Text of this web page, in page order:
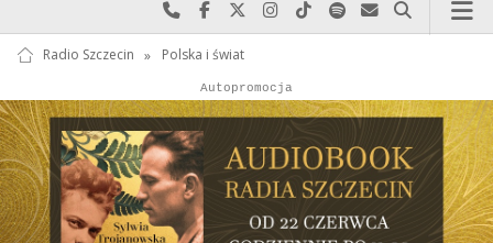
Najlepiej po prostu do nas zadzwoń
Odwiedź nas na Facebook-u
Odwiedź nas na X
Odwiedź nas na Instagram-ie
Odwiedź nas na TikTok-u
Szukaj nas na Spotify
Wyślij do nas
Szukaj
Radio Szczecin » Polska i świat
Reklama
Autopromocja